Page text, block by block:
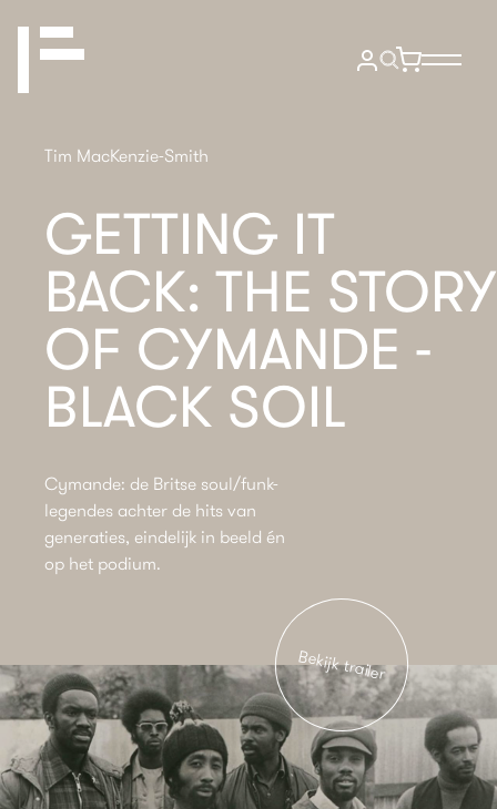
Tim MacKenzie-Smith
GETTING IT
BACK: THE STORY
OF CYMANDE -
BLACK SOIL
Cymande: de Britse soul/funk-
legendes achter de hits van
generaties, eindelijk in beeld én
op het podium.
Bekijk trailer